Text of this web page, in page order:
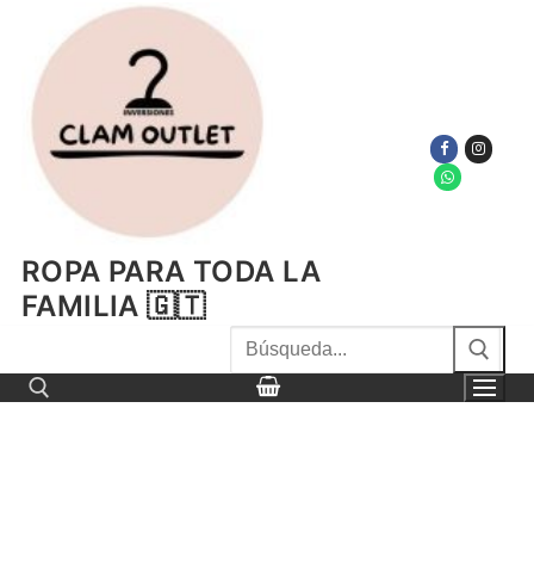
contenido
ROPA PARA TODA LA
FAMILIA 🇬🇹
Buscar
por: